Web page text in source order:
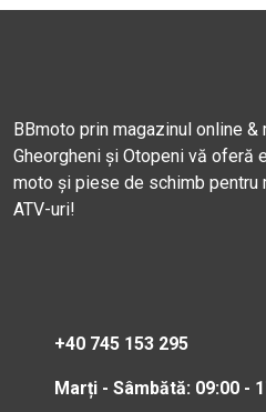
BBmoto prin magazinul online
Gheorgheni și Otopeni vă oferă
moto și piese de schimb
ATV-uri!
+40 745 153 295
Marți - Sâmbătă: 09:00 -